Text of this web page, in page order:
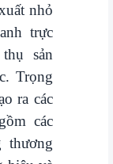
nhỏ
trực
sản
Trọng
ra các
các
thương